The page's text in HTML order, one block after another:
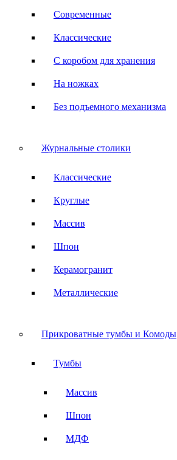
Современные
Классические
С коробом для хранения
На ножках
Без подъемного механизма
Журнальные столики
Классические
Круглые
Массив
Шпон
Керамогранит
Металлические
Прикроватные тумбы и Комоды
Тумбы
Массив
Шпон
МДФ